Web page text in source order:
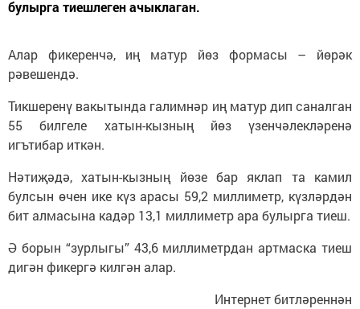
булырга тиешлеген ачыклаган.
Алар фикеренчә, иң матур йөз формасы – йөрәк
рәвешендә.
Тикшеренү вакытында галимнәр иң матур дип саналган
55 билгеле хатын-кызның йөз үзенчәлекләренә
игътибар иткән.
Нәтиҗәдә, хатын-кызның йөзе бар яклап та камил
булсын өчен ике күз арасы 59,2 миллиметр, күзләрдән
бит алмасына кадәр 13,1 миллиметр ара булырга тиеш.
Ә борын “зурлыгы” 43,6 миллиметрдан артмаска тиеш
дигән фикергә килгән алар.
Интернет битләреннән